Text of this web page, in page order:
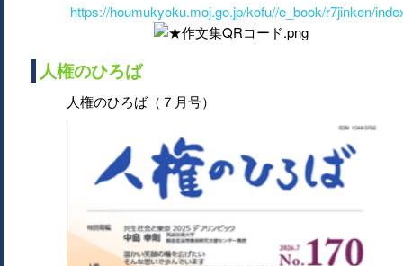
https://houmukyoku.moj.go.jp/kofu//e_book/r7jinken/
人権のひろば
人権のひろば（７月号）